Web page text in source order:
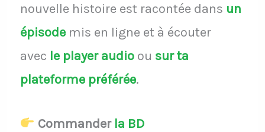
nouvelle histoire est racontée dans un
épisodemis en ligne et à écouter
avec le player audio ou sur ta
plateforme préférée.
Commander la BD